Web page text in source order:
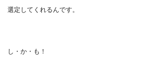
選定してくれるんです。
し・か・も！